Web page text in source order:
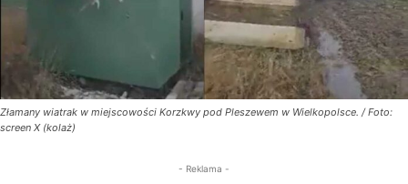
Złamany wiatrak w miejscowości Korzkwy pod Pleszewem w Wielkopolsce. / Foto:
screen X (kolaż)
- Reklama -